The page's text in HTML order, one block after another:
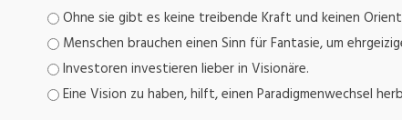
Ohne sie gibt es keine treibende Kraft und keinen
Menschen brauchen einen Sinn für Fantasie, um
Investoren investieren lieber in Visionäre.
Eine Vision zu haben, hilft, einen Paradigmenwechsel